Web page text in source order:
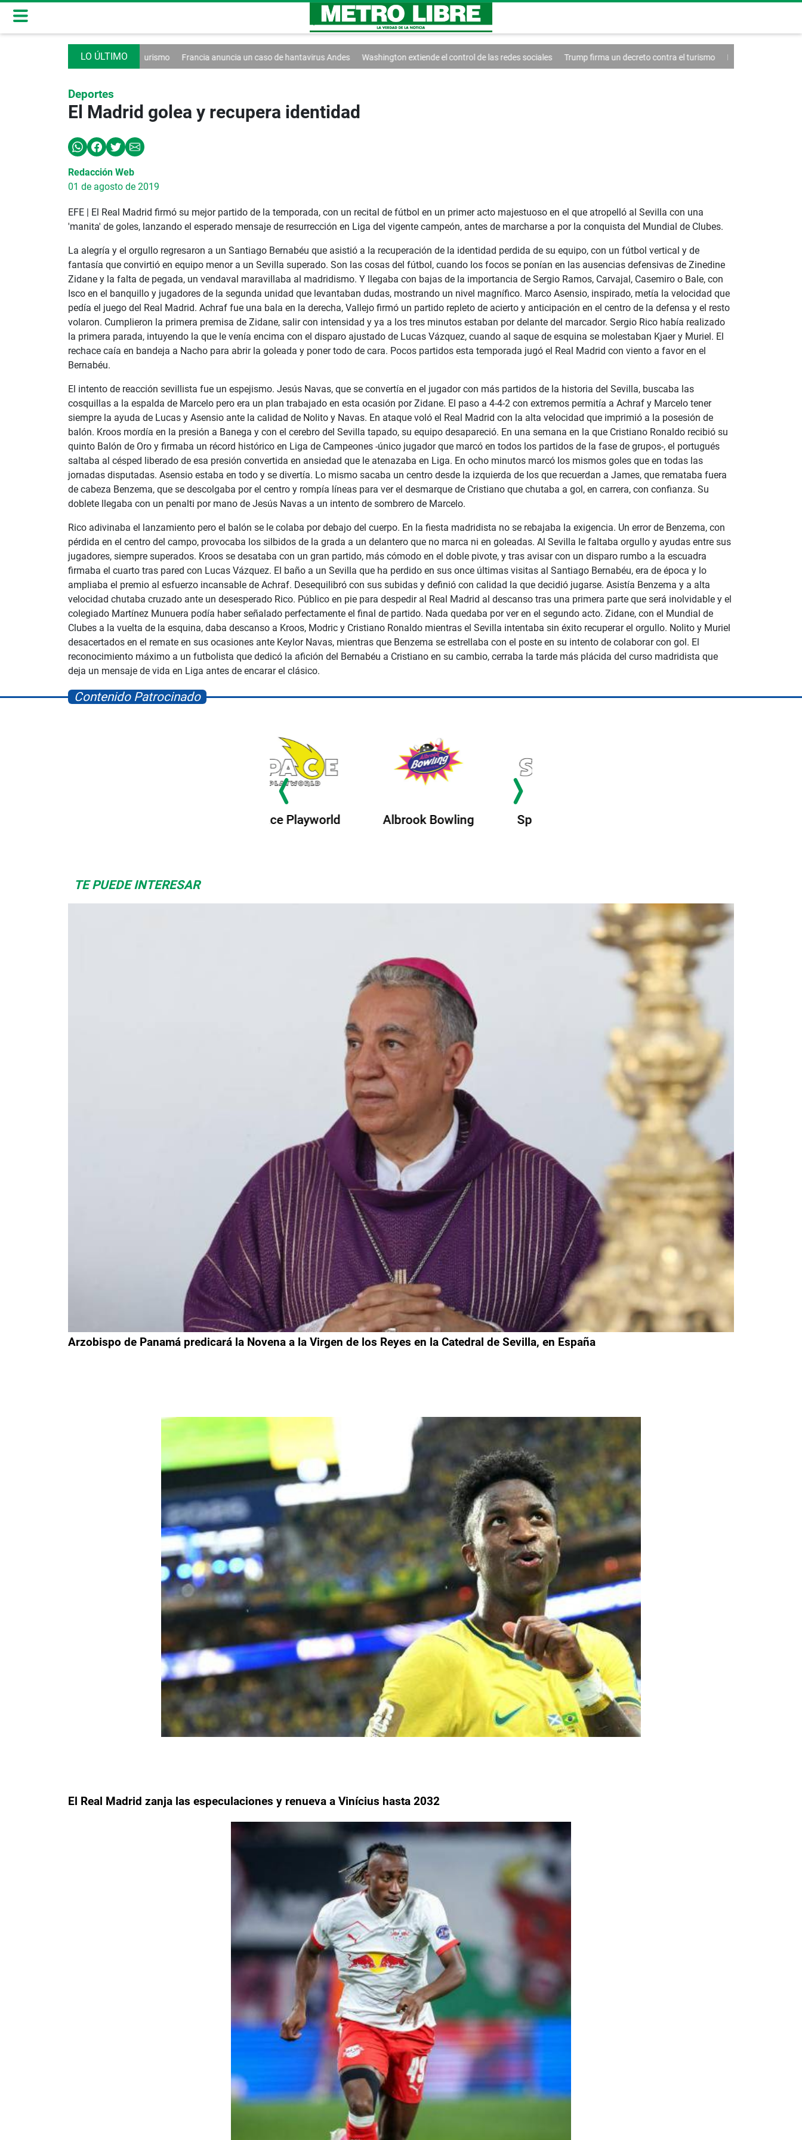
decreto contra el turismo Francia anuncia un caso de hantavirus Andes Washington extiende el control de las redes sociales Trump firma un decreto contra el turismo Francia anuncia un caso de hantavirus
Deportes
El Madrid golea y recupera identidad
Redacción Web
01 de agosto de 2019
EFE | El Real Madrid firmó su mejor partido de la temporada, con un recital de fútbol en un primer acto majestuoso en el que atropelló al Sevilla con una
'manita' de goles, lanzando el esperado mensaje de resurrección en Liga del vigente campeón, antes de marcharse a por la conquista del Mundial de Clubes.
La alegría y el orgullo regresaron a un Santiago Bernabéu que asistió a la recuperación de la identidad perdida de su equipo, con un fútbol vertical y de
fantasía que convirtió en equipo menor a un Sevilla superado. Son las cosas del fútbol, cuando los focos se ponían en las ausencias defensivas de Zinedine
Zidane y la falta de pegada, un vendaval maravillaba al madridismo. Y llegaba con bajas de la importancia de Sergio Ramos, Carvajal, Casemiro o Bale, con
Isco en el banquillo y jugadores de la segunda unidad que levantaban dudas, mostrando un nivel magnífico. Marco Asensio, inspirado, metía la velocidad que
pedía el juego del Real Madrid. Achraf fue una bala en la derecha, Vallejo firmó un partido repleto de acierto y anticipación en el centro de la defensa y el resto
volaron. Cumplieron la primera premisa de Zidane, salir con intensidad y ya a los tres minutos estaban por delante del marcador. Sergio Rico había realizado
la primera parada, intuyendo la que le venía encima con el disparo ajustado de Lucas Vázquez, cuando al saque de esquina se molestaban Kjaer y Muriel. El
rechace caía en bandeja a Nacho para abrir la goleada y poner todo de cara. Pocos partidos esta temporada jugó el Real Madrid con viento a favor en el
Bernabéu.
El intento de reacción sevillista fue un espejismo. Jesús Navas, que se convertía en el jugador con más partidos de la historia del Sevilla, buscaba las
cosquillas a la espalda de Marcelo pero era un plan trabajado en esta ocasión por Zidane. El paso a 4-4-2 con extremos permitía a Achraf y Marcelo tener
siempre la ayuda de Lucas y Asensio ante la calidad de Nolito y Navas. En ataque voló el Real Madrid con la alta velocidad que imprimió a la posesión de
balón. Kroos mordía en la presión a Banega y con el cerebro del Sevilla tapado, su equipo desapareció. En una semana en la que Cristiano Ronaldo recibió su
quinto Balón de Oro y firmaba un récord histórico en Liga de Campeones -único jugador que marcó en todos los partidos de la fase de grupos-, el portugués
saltaba al césped liberado de esa presión convertida en ansiedad que le atenazaba en Liga. En ocho minutos marcó los mismos goles que en todas las
jornadas disputadas. Asensio estaba en todo y se divertía. Lo mismo sacaba un centro desde la izquierda de los que recuerdan a James, que remataba fuera
de cabeza Benzema, que se descolgaba por el centro y rompía líneas para ver el desmarque de Cristiano que chutaba a gol, en carrera, con confianza. Su
doblete llegaba con un penalti por mano de Jesús Navas a un intento de sombrero de Marcelo.
Rico adivinaba el lanzamiento pero el balón se le colaba por debajo del cuerpo. En la fiesta madridista no se rebajaba la exigencia. Un error de Benzema, con
pérdida en el centro del campo, provocaba los silbidos de la grada a un delantero que no marca ni en goleadas. Al Sevilla le faltaba orgullo y ayudas entre sus
jugadores, siempre superados. Kroos se desataba con un gran partido, más cómodo en el doble pivote, y tras avisar con un disparo rumbo a la escuadra
firmaba el cuarto tras pared con Lucas Vázquez. El baño a un Sevilla que ha perdido en sus once últimas visitas al Santiago Bernabéu, era de época y lo
ampliaba el premio al esfuerzo incansable de Achraf. Desequilibró con sus subidas y definió con calidad la que decidió jugarse. Asistía Benzema y a alta
velocidad chutaba cruzado ante un desesperado Rico. Público en pie para despedir al Real Madrid al descanso tras una primera parte que será inolvidable y el
colegiado Martínez Munuera podía haber señalado perfectamente el final de partido. Nada quedaba por ver en el segundo acto. Zidane, con el Mundial de
Clubes a la vuelta de la esquina, daba descanso a Kroos, Modric y Cristiano Ronaldo mientras el Sevilla intentaba sin éxito recuperar el orgullo. Nolito y Muriel
desacertados en el remate en sus ocasiones ante Keylor Navas, mientras que Benzema se estrellaba con el poste en su intento de colaborar con gol. El
reconocimiento máximo a un futbolista que dedicó la afición del Bernabéu a Cristiano en su cambio, cerraba la tarde más plácida del curso madridista que
deja un mensaje de vida en Liga antes de encarar el clásico.
Contenido Patrocinado
Albrook Bowling Space Playworld
TE PUEDE INTERESAR
Arzobispo de Panamá predicará la Novena a la Virgen de los Reyes en la Catedral de Sevilla, en España
El Real Madrid zanja las especulaciones y renueva a Vinícius hasta 2032